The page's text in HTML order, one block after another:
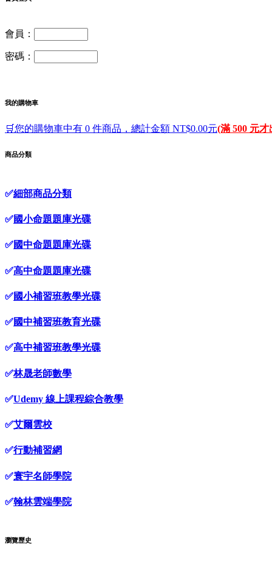
會員：
密碼：
我的購物車
🛒您的購物車中有 0 件商品，總計金額 NT$0.00元(滿 500 元才
商品分類
✅細部商品分類
✅國小命題題庫光碟
✅國中命題題庫光碟
✅高中命題題庫光碟
✅國小補習班教學光碟
✅國中補習班教育光碟
✅高中補習班教學光碟
✅林晟老師數學
✅Udemy 線上課程綜合教學
✅艾爾雲校
✅行動補習網
✅寰宇名師學院
✅翰林雲端學院
瀏覽歷史